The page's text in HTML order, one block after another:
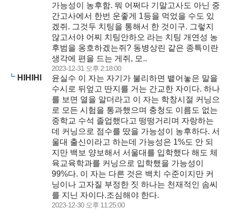
가능성이 농후함. 뭐 어쩌다 기말고사도 아닌 중
간고사에서 한번 운좋게 1등을 먹었을 수도 있
겠쥐. 그것두 치팅을 통해서 한 것이구. 그렇지
않고서야 어찌 치팅안하오 라는 치팅 개연성 농
후범을 옹호하겠는쥐? 동병상린 같은 종특이란
생각에 편을 드는 게쥐, 모..
2023-12-31 오후 2:18:00
HIHIHI
윤실수 이 자는 자기가 불리하면 뱉어놓은 말을
수시로 뒤엎고 딴지를 거는 간교한 자이다. 하나
를 보면 열을 알더라고 이 자는 학창시절 커닝으
로 모든 시험을 통과했으며 충청도 이름도 없는
중학교 수석 졸업했다고 떵떵거리며 자랑하는
데 커닝으로 점수를 땄을 가능성이 농후하다. 서
울대 출신이라고 하는데 가능성은 1%도 안 되
지만 백보 양보해서 서울대를 입학했다 해도 체
육교육학과를 커닝으로 입학했을 가능성이
99%다. 이 자는 다른 것은 백치 수준이지만 커
닝이나 고자질 부정한 짓 하나는 천재적인 솜씨
를 지닌 자이다.조심해야 한다.
2023-12-30 오후 11:25:00